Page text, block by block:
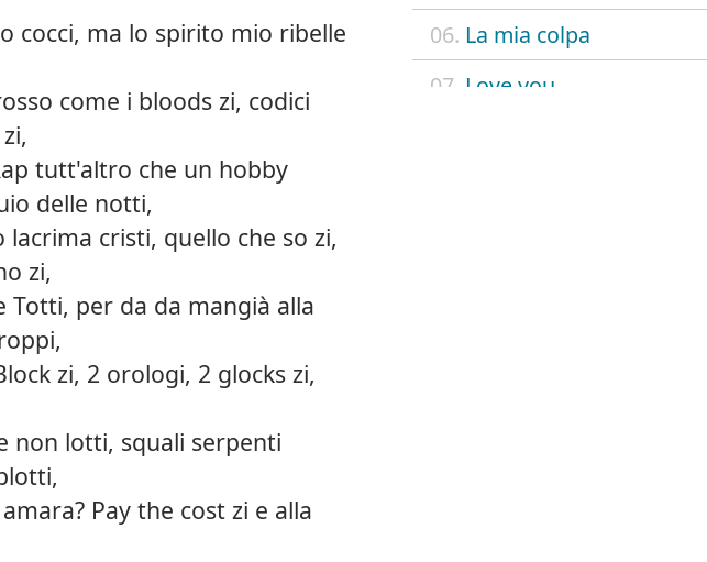
06. La mia colpa
07. Love you
cocci, ma lo spirito mio ribelle
come i bloods zi, codici
tutt'altro che un hobby
delle notti,
lacrima cristi, quello che so zi,
zi,
Totti, per da da mangià alla
zi, 2 orologi, 2 glocks zi,
non lotti, squali serpenti
Pay the cost zi e alla